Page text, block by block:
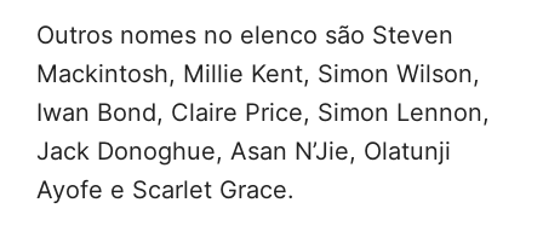
Outros nomes no elenco são Steven
Mackintosh, Millie Kent, Simon Wilson,
Iwan Bond, Claire Price, Simon Lennon,
Jack Donoghue, Asan N’Jie, Olatunji
Ayofe e Scarlet Grace.